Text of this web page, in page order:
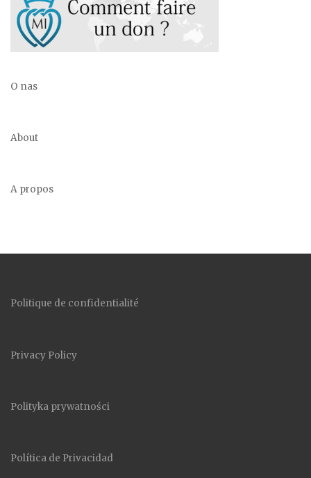
O nas
About
A propos
Politique de confidentialité
Privacy Policy
Polityka prywatności
Política de Privacidad